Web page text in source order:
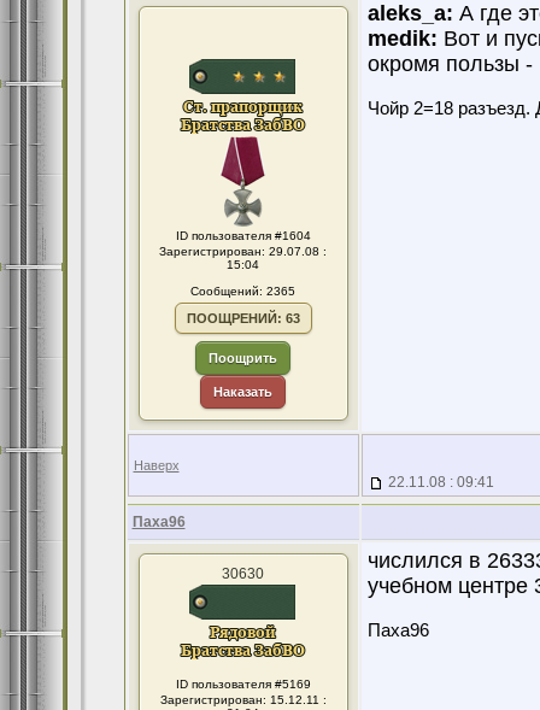
ID пользователя #1604
Зарегистрирован: 29.07.08 :
15:04
Сообщений: 2365
ПООЩРЕНИЙ: 63
Поощрить
Наказать
aleks_a: А где
medik: Вот и
окромя пользы -
Чойр 2=18
Наверх
22.11.08 : 09:41
Паха96
30630
ID пользователя #5169
Зарегистрирован: 15.12.11 :
числился в
учебном центре
Паха96